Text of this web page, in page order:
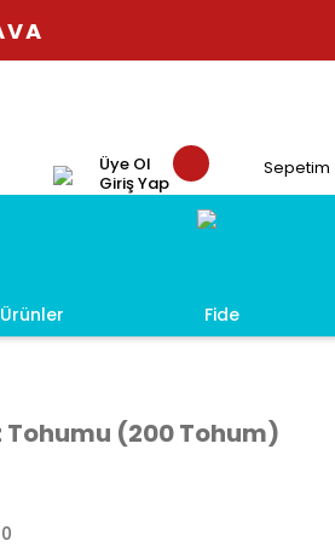
Üye Ol
Giriş Yap
Sepetim
Fide
Tohumu (200 Tohum)